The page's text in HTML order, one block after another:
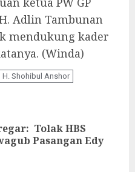
Adlin Tambunan
mendukung kader
(Winda)
H. Shohibul Anshor
Tolak HBS
Pasangan Edy